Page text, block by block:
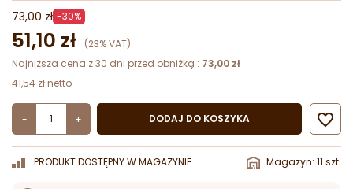
73,00 zł -30%
51,10 zł
(23% VAT)
Najniższa cena z 30 dni przed obniżką : 73,00 zł
41,54 zł netto
- + DODAJ DO KOSZYKA 
PRODUKT DOSTĘPNY W MAGAZYNIE Magazyn: 11 szt.